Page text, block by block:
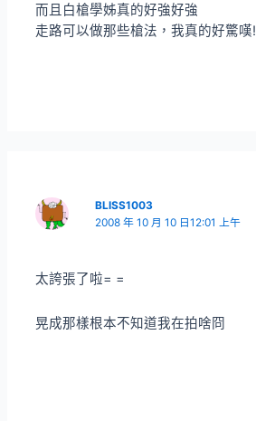
而且白槍學姊真的好強好強
走路可以做那些槍法，我真的好驚嘆!
BLISS1003
2008 年 10 月 10 日12:01 上午
太誇張了啦= =
晃成那樣根本不知道我在拍啥冏